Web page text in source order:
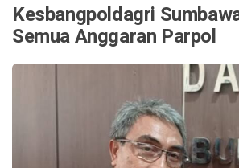
Kesbangpoldagri
Semua Anggaran Parpol